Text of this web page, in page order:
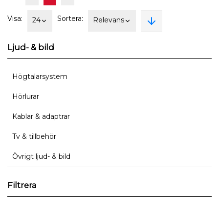
Ljud- & bild
Högtalarsystem
Hörlurar
Kablar & adaptrar
Tv & tillbehör
Övrigt ljud- & bild
Filtrera
Visa: 24 Sortera: Relevans